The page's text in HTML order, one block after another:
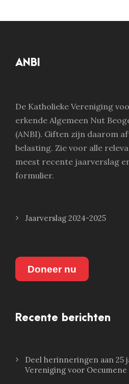
ANBI
De Katholieke Vereniging
erkende Algemeen Nut
(ANBI). Giften zijn daarom
belasting. Zie voor alle
meest recente jaarverslag
formulier.
Jaarverslag 2024-2025
Doneer nu
Recente berichten
Deel herinneringen aan 25
Vereniging voor Oecumene